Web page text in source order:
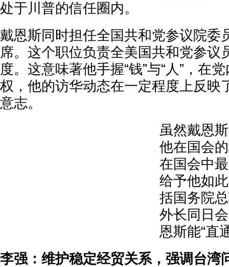
处于川普的信任圈内。
戴恩斯同时担任全国共和党参议院委
席。这个职位负责全美国共和党参议
度。这意味著他手握“钱”与“人”，在
权，他的访华动态在一定程度上反映
意志。
虽然戴恩
他在国会
在国会中
给予他如
括国务院
外长同日
恩斯能“直
李强：维护稳定经贸关系，强调台湾